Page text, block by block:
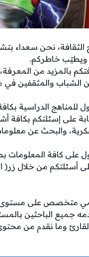
الثقافة، نحن سعداء
ويطيّب خاطركم.
بالمزيد من
والمثقفين في
للمناهج الدراسية
على إسئلتكم بكافة
والبحث عن
على كافة
على أسئلتكم من
متخصص على
جميع الباحثين
وما نقدم من